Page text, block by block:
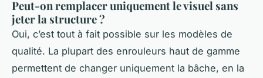
Peut-on remplacer uniquement le visuel sans
jeter la structure ?
Oui, c’est tout à fait possible sur les modèles de
qualité. La plupart des enrouleurs haut de gamme
permettent de changer uniquement la bâche, en la